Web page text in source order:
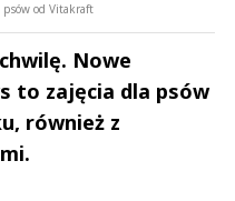
psów od Vitakraft
Nowe
to zajęcia dla psów
również z